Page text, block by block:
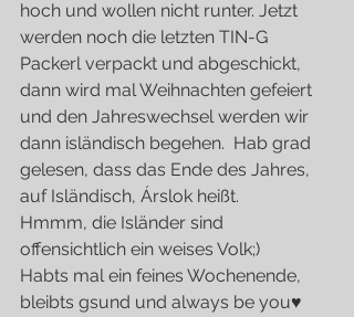
hoch und wollen nicht runter. Jetzt
werden noch die letzten TIN-G
Packerl verpackt und abgeschickt,
dann wird mal Weihnachten gefeiert
und den Jahreswechsel werden wir
dann isländisch begehen.  Hab grad
gelesen, dass das Ende des Jahres,
auf Isländisch, Árslok heißt.
Hmmm, die Isländer sind
offensichtlich ein weises Volk;)
Habts mal ein feines Wochenende,
bleibts gsund und always be you♥